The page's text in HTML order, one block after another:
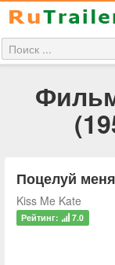
Поцелуй
Kiss Me Kate
Рейтинг: 7.0